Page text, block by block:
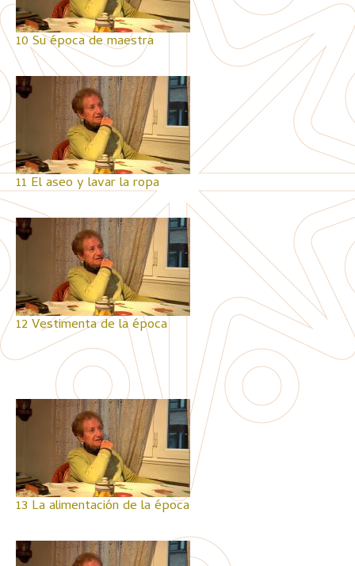
10 Su época de maestra
11 El aseo y lavar la ropa
12 Vestimenta de la época
13 La alimentación de la época